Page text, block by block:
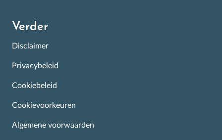
Verder
Disclaimer
Privacybeleid
Cookiebeleid
Cookievoorkeuren
Algemene voorwaarden